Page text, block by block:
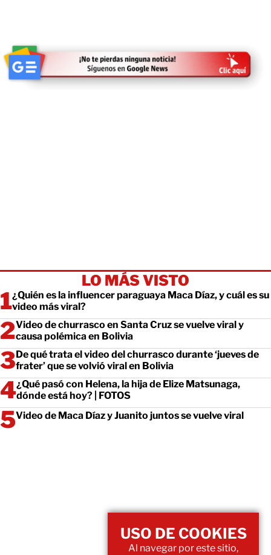
LO MÁS VISTO
¿Quién es la influencer paraguaya Maca Díaz, y cuál es su
video más viral?
Video de churrasco en Santa Cruz se vuelve viral y
causa polémica en Bolivia
De qué trata el video del churrasco durante ‘jueves de
frater’ que se volvió viral en Bolivia
¿Qué pasó con Helena, la hija de Elize Matsunaga,
dónde está hoy? | FOTOS
Video de Maca Díaz y Juanito juntos se vuelve viral
USO DE COOKIES
Al navegar por este sitio,